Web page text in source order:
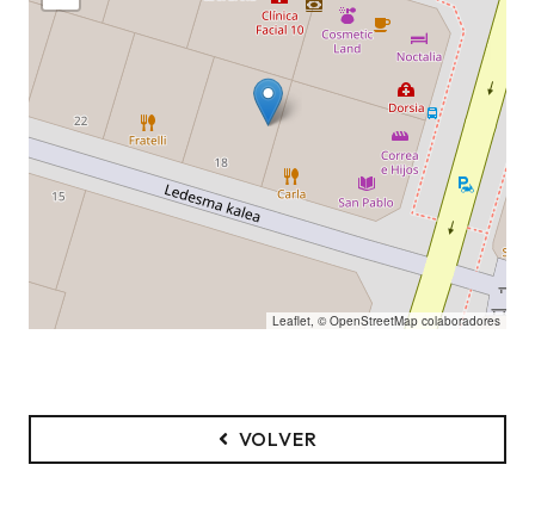
Leaflet , ©OpenStreetMap colaboradores
VOLVER